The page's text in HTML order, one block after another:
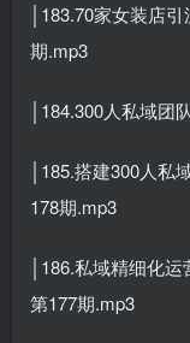
│183.70家女装店
期.mp3
│184.300人私域
│185.搭建300人
178期.mp3
│186.私域精细化
第177期.mp3